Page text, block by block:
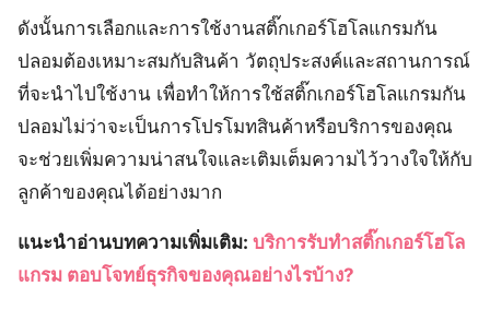
ดังนั้นการเลือกและการใช้งานสติ๊กเกอร์โฮโลแกรมกัน
ปลอมต้องเหมาะสมกับสินค้า วัตถุประสงค์และสถานการณ์
ที่จะนำไปใช้งาน เพื่อทำให้การใช้สติ๊กเกอร์โฮโลแกรมกัน
ปลอมไม่ว่าจะเป็นการโปรโมทสินค้าหรือบริการของคุณ
จะช่วยเพิ่มความน่าสนใจและเติมเต็มความไว้วางใจให้กับ
ลูกค้าของคุณได้อย่างมาก
แนะนำอ่านบทความเพิ่มเติม: บริการรับทำสติ๊กเกอร์โฮโล
แกรม ตอบโจทย์ธุรกิจของคุณอย่างไรบ้าง?